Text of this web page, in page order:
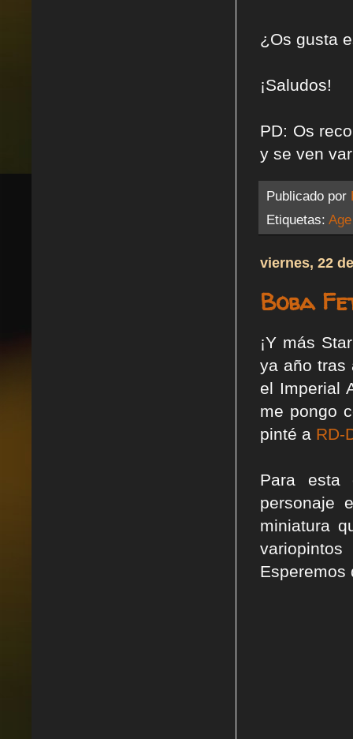
¿Os gusta
¡Saludos!
PD: Os
y se ven
Publicado por
Etiquetas:
viernes, 22
Boba
¡Y más
ya año tras
el Imperial
me pongo
pinté a RD-
Para esta
personaje
miniatura
Esperemos